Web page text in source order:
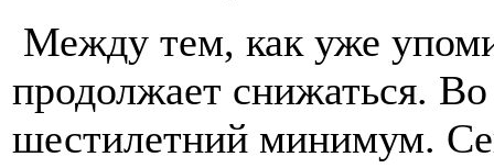
Между тем, как уже
продолжает снижаться.
шестилетний минимум.